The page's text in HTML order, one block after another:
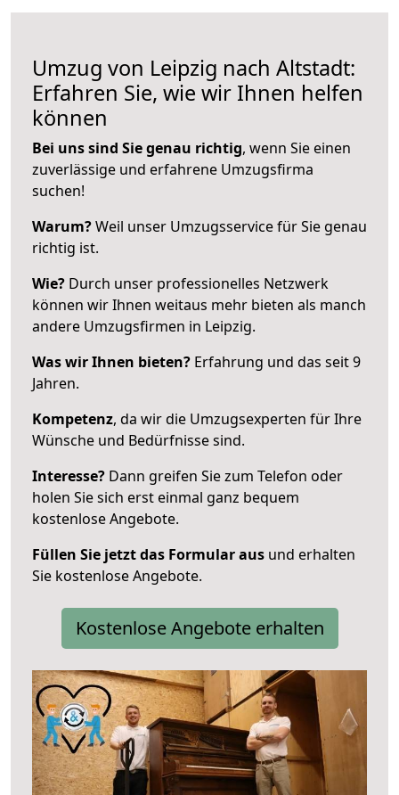
Umzug von Leipzig nach Altstadt:
Erfahren Sie, wie wir Ihnen helfen
können
Bei uns sind Sie genau richtig, wenn Sie einen
zuverlässige und erfahrene Umzugsfirma
suchen!
Warum?Weil unser Umzugsservice für Sie genau
richtig ist.
Wie? Durch unser professionelles Netzwerk
können wir Ihnen weitaus mehr bieten als manch
andere Umzugsfirmen in Leipzig.
Was wir Ihnen bieten? Erfahrung und das seit 9
Jahren.
Kompetenz, da wir die Umzugsexperten für Ihre
Wünsche und Bedürfnisse sind.
Interesse? Dann greifen Sie zum Telefon oder
holen Sie sich erst einmal ganz bequem
kostenlose Angebote.
Füllen Sie jetzt das Formular aus und erhalten
Sie kostenlose Angebote.
Kostenlose Angebote erhalten